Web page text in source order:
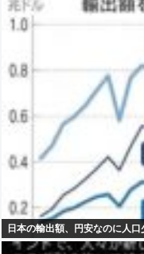
日本の輸出額、円安なのに人